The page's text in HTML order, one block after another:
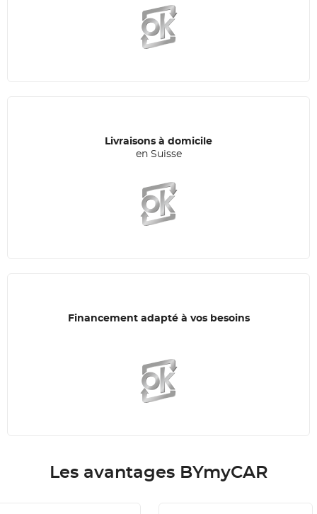
Livraisons à domicile
en Suisse
Financement adapté à vos besoins
Les avantages BYmyCAR